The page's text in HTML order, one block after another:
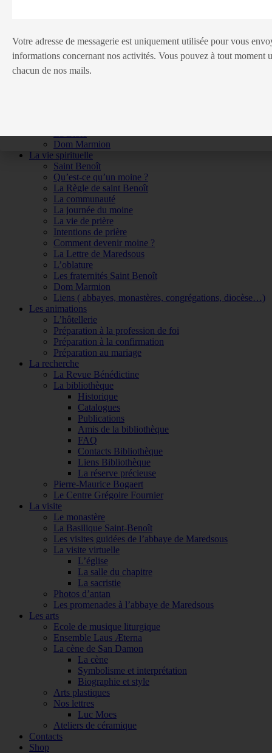
L’école des métiers d’art
Dom Marmion
Jubilé 150 ans
Dom Marmion
La vie spirituelle
Saint Benoît
Qu’est-ce qu’un moine ?
La Règle de saint Benoît
La communauté
La journée du moine
La vie de prière
Intentions de prière
Comment devenir moine ?
La Lettre de Maredsous
L’oblature
Les fraternités Saint Benoît
Dom Marmion
Liens ( abbayes, monastères, congrégations, diocèse…)
Les animations
L’hôtellerie
Préparation à la profession de foi
Préparation à la confirmation
Préparation au mariage
La recherche
La Revue Bénédictine
La bibliothèque
Historique
Catalogues
Publications
Amis de la bibliothèque
FAQ
Contacts Bibliothèque
Liens Bibliothèque
La réserve précieuse
Pierre-Maurice Bogaert
Le Centre Grégoire Fournier
La visite
Le monastère
La Basilique Saint-Benoît
Les visites guidées de l’abbaye de Maredsous
La visite virtuelle
L’église
La salle du chapitre
La sacristie
Photos d’antan
Les promenades à l’abbaye de Maredsous
Les arts
Ecole de musique liturgique
Ensemble Laus Æterna
La cène de San Damon
La cène
Symbolisme et interprétation
Biographie et style
Arts plastiques
Nos lettres
Luc Moes
Ateliers de céramique
Contacts
Shop
Votre adresse de messagerie est uniquement utilisée pour vous
informations concernant nos activités. Vous pouvez à tout moment
chacun de nos mails.